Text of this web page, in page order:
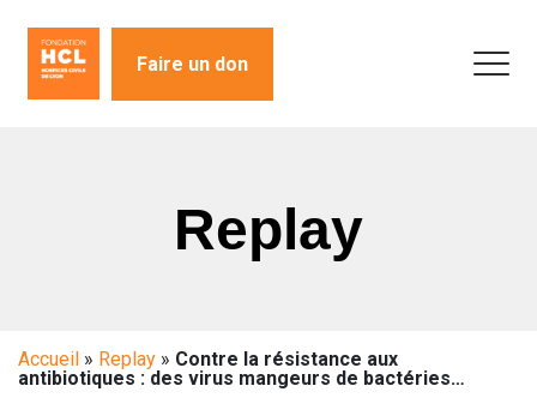
Faire un don
Replay
Accueil » Replay » Contre la résistance aux
antibiotiques : des virus mangeurs de bactéries…